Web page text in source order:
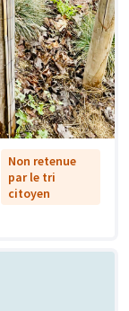
Non retenue
par le tri
citoyen